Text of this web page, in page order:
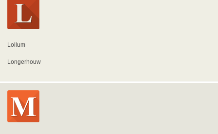
Lollum
Longerhouw